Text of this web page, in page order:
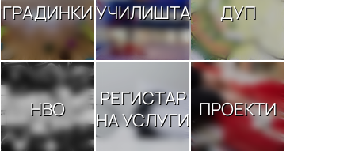
ГРАДИНКИУЧИЛИШТА ДУП
НВО
РЕГИСТАР
НА УСЛУГИ ПРОЕКТИ